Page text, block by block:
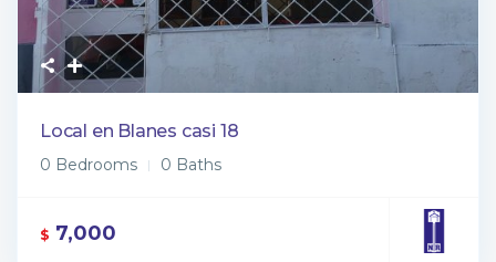
Local en Blanes casi 18
0 Bedrooms 0 Baths
$ 7,000